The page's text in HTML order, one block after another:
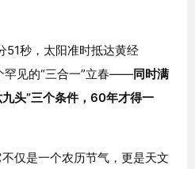
秒，太阳准时抵达黄经
罕见的“三合一”立春——同时满
九头”三个条件，60年才得一
仅是一个农历节气，更是天文